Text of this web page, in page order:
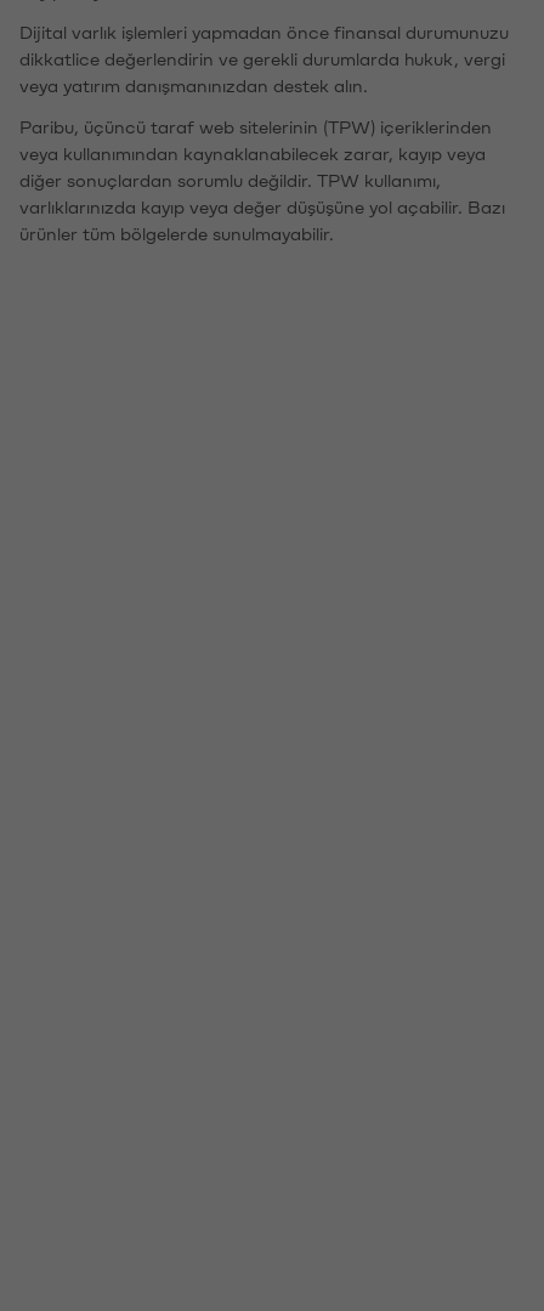
Dijital varlık işlemleri yapmadan önce finansal durumunuzu
dikkatlice değerlendirin ve gerekli durumlarda hukuk, vergi
veya yatırım danışmanınızdan destek alın.
Paribu, üçüncü taraf web sitelerinin (TPW) içeriklerinden
veya kullanımından kaynaklanabilecek zarar, kayıp veya
diğer sonuçlardan sorumlu değildir. TPW kullanımı,
varlıklarınızda kayıp veya değer düşüşüne yol açabilir. Bazı
ürünler tüm bölgelerde sunulmayabilir.